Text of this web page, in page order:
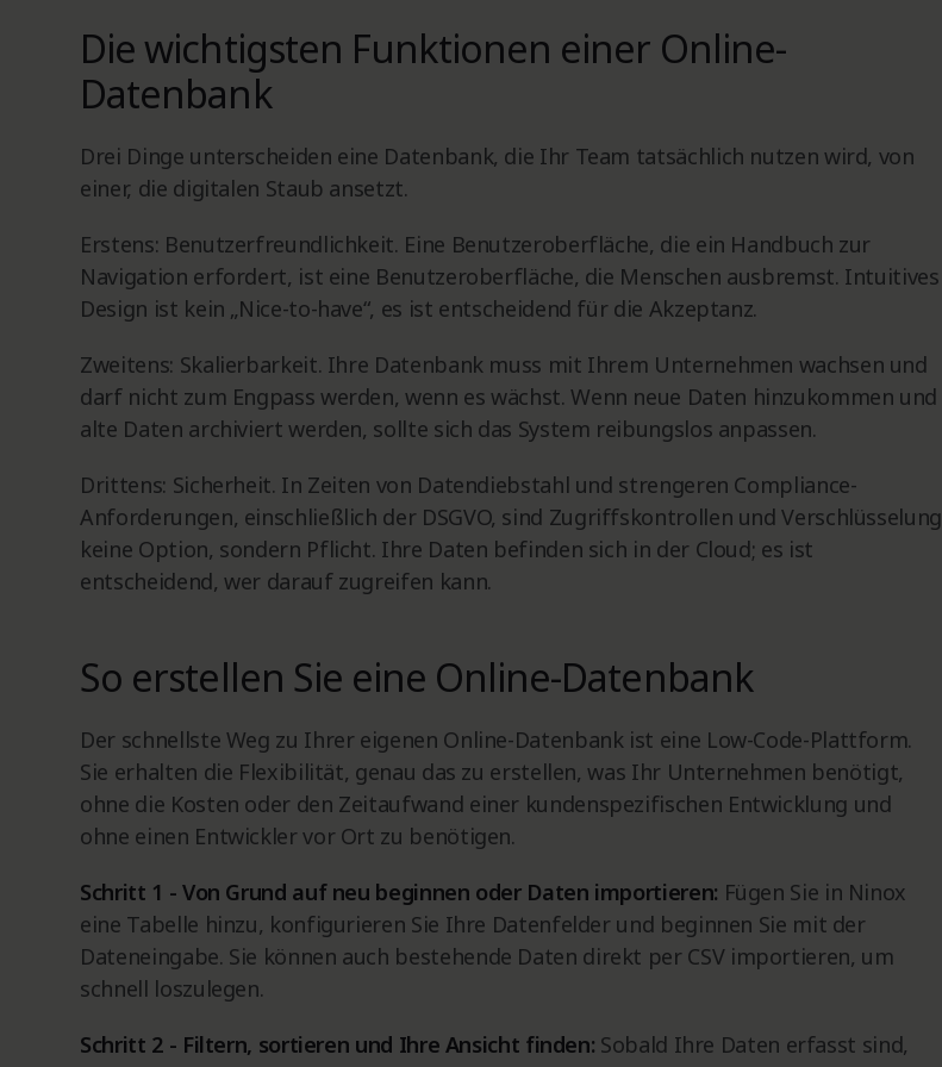
Die wichtigsten Funktionen einer Online-
Datenbank
Drei Dinge unterscheiden eine Datenbank, die Ihr Team tatsächlich nutzen wird, von
einer, die digitalen Staub ansetzt.
Erstens: Benutzerfreundlichkeit. Eine Benutzeroberfläche, die ein Handbuch zur
Navigation erfordert, ist eine Benutzeroberfläche, die Menschen ausbremst. Intuitives
Design ist kein „Nice-to-have“, es ist entscheidend für die Akzeptanz.
Zweitens: Skalierbarkeit. Ihre Datenbank muss mit Ihrem Unternehmen wachsen und
darf nicht zum Engpass werden, wenn es wächst. Wenn neue Daten hinzukommen und
alte Daten archiviert werden, sollte sich das System reibungslos anpassen.
Drittens: Sicherheit. In Zeiten von Datendiebstahl und strengeren Compliance-
Anforderungen, einschließlich der DSGVO, sind Zugriffskontrollen und Verschlüsselung
keine Option, sondern Pflicht. Ihre Daten befinden sich in der Cloud; es ist
entscheidend, wer darauf zugreifen kann.
So erstellen Sie eine Online-Datenbank
Der schnellste Weg zu Ihrer eigenen Online-Datenbank ist eine Low-Code-Plattform.
Sie erhalten die Flexibilität, genau das zu erstellen, was Ihr Unternehmen benötigt,
ohne die Kosten oder den Zeitaufwand einer kundenspezifischen Entwicklung und
ohne einen Entwickler vor Ort zu benötigen.
Schritt 1 - Von Grund auf neu beginnen oder Daten importieren: Fügen Sie in Ninox
eine Tabelle hinzu, konfigurieren Sie Ihre Datenfelder und beginnen Sie mit der
Dateneingabe. Sie können auch bestehende Daten direkt per CSV importieren, um
schnell loszulegen.
Schritt 2 - Filtern, sortieren und Ihre Ansicht finden: Sobald Ihre Daten erfasst sind,